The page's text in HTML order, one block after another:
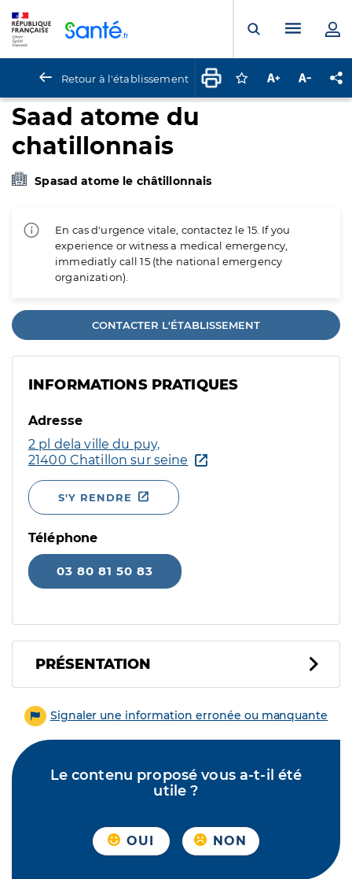
Ouvrir laMenu
Retour à l'établissement Connectez-vous
Augmenter la
Saad atome du
chatillonnais
Spasad atome le châtillonnais
En cas d'urgence vitale, contactez le 15. If you
experience or witness a medical emergency,
immediatly call 15 (the national emergency
organization).
CONTACTER L'ÉTABLISSEMENT
INFORMATIONS PRATIQUES
Adresse
2 pl dela ville du puy,
21400 Chatillon sur seine
S'Y RENDRE
Téléphone
03 80 81 50 83
PRÉSENTATION
Signaler une information erronée ou manquante
Le contenu proposé vous a-t-il été
utile ?
OUI NON